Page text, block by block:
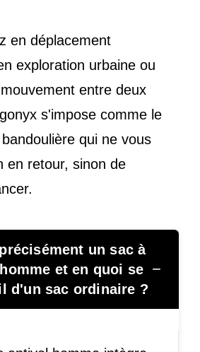
en déplacement
exploration urbaine ou
entre deux
s'impose comme le
qui ne vous
en retour, sinon de
un sac à
et en quoi se
d'un sac ordinaire ?
−